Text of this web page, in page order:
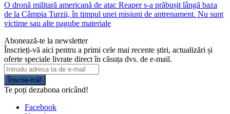
O dronă militară americană de atac Reaper s-a prăbușit lângă baza
de la Câmpia Turzii, în timpul unei misiuni de antrenament. Nu sunt
victime sau alte pagube materiale
Abonează-te la newsletter
Înscrieți-vă aici pentru a primi cele mai recente știri, actualizări și
oferte speciale livrate direct în căsuța dvs. de e-mail.
Înscrie-mă!
Te poți dezabona oricând!
Facebook